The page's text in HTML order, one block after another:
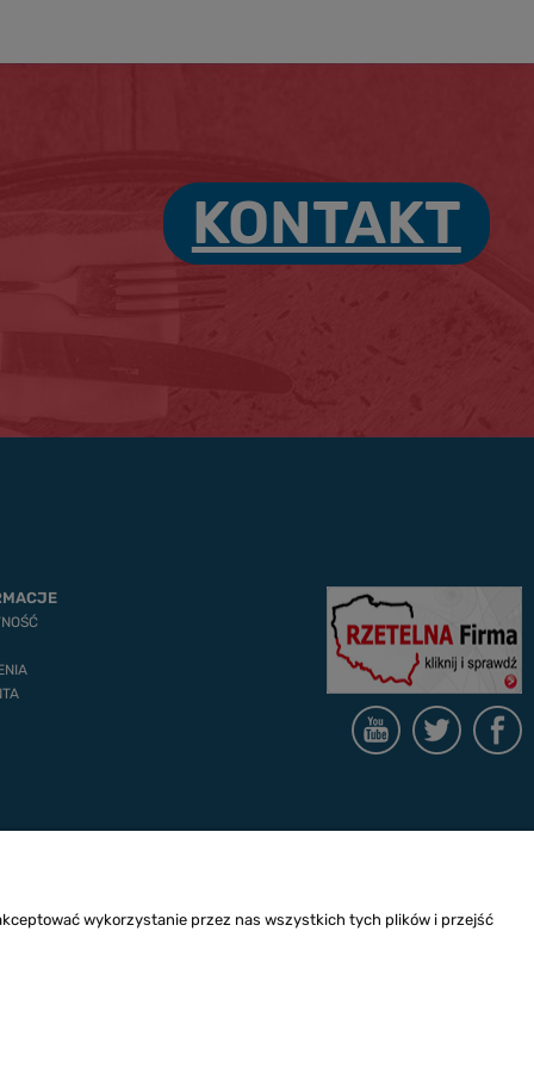
KONTAKT
wykorzystanie przez nas wszystkich tych plików i przejść